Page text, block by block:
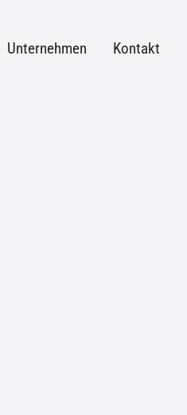
Unternehmen Kontakt